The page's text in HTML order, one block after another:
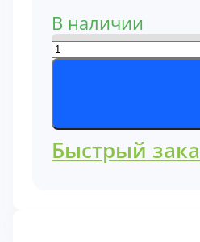
В наличии
Количество
товара
воздушный
Komatsu
600-
Быстрый